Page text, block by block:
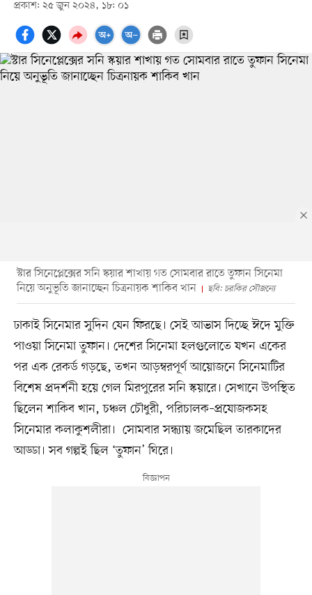
প্রকাশ: ২৫ জুন ২০২৪, ১৮: ০১
স্টার সিনেপ্লেক্সের সনি স্কয়ার শাখায় গত সোমবার রাতে তুফান সিনেমা
নিয়ে অনুভূতি জানাচ্ছেন চিত্রনায়ক শাকিব খান
ছবি: চরকির সৌজন্যে
ঢাকাই সিনেমার সুদিন যেন ফিরছে। সেই আভাস দিচ্ছে ঈদে মুক্তি
পাওয়া সিনেমা তুফান। দেশের সিনেমা হলগুলোতে যখন একের
পর এক রেকর্ড গড়ছে, তখন আড়ম্বরপূর্ণ আয়োজনে সিনেমাটির
বিশেষ প্রদর্শনী হয়ে গেল মিরপুরের সনি স্কয়ারে। সেখানে উপস্থিত
ছিলেন শাকিব খান, চঞ্চল চৌধুরী, পরিচালক–প্রযোজকসহ
সিনেমার কলাকুশলীরা। সোমবার সন্ধ্যায় জমেছিল তারকাদের
আড্ডা। সব গল্পই ছিল ‘তুফান’ ঘিরে।